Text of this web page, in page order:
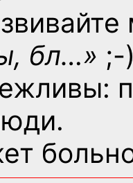
бл…» ;-